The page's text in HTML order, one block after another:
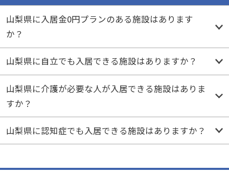
山梨県に入居金0円プランのある施設はあります
か？
山梨県に自立でも入居できる施設はありますか？
山梨県に介護が必要な人が入居できる施設はありま
すか？
山梨県に認知症でも入居できる施設はありますか？